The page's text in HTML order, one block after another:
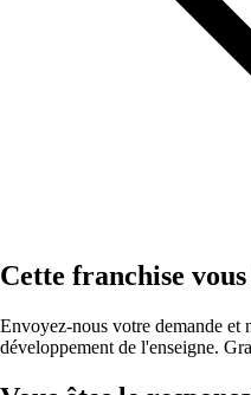
Cette franchise
Envoyez-nous votre demande et
développement de l'enseigne.